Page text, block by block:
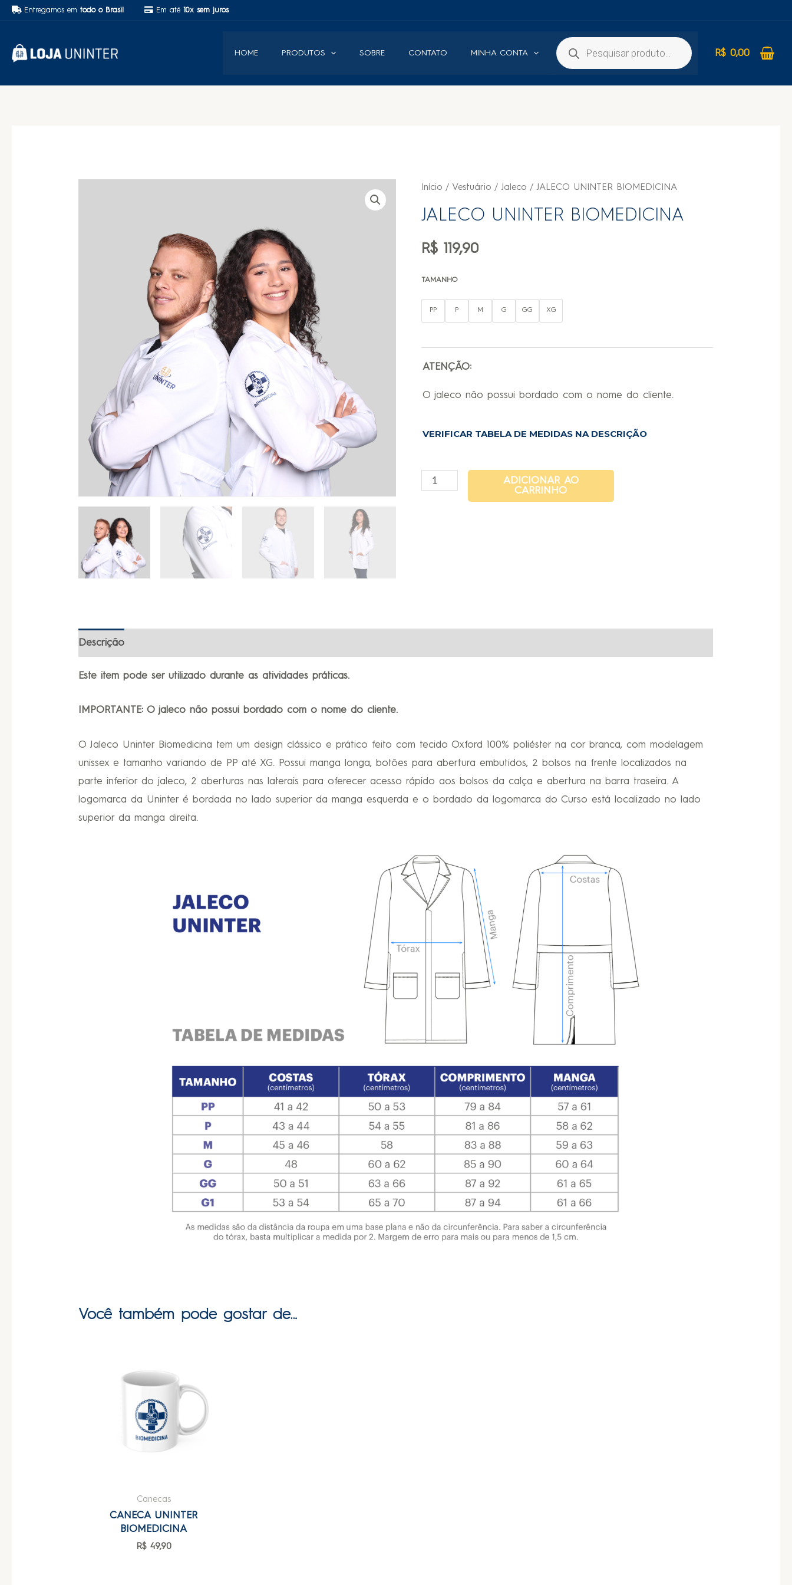
Entregamos em todo o Brasil Em até 10x sem juros
HOME PRODUTOS SOBRE CONTATO MINHA CONTA R$ 0,00
Início / Vestuário / Jaleco / JALECO UNINTER BIOMEDICINA
JALECO UNINTER BIOMEDICINA
R$ 119,90
TAMANHO
PP P M G GG XG
ATENÇÃO:
O jaleco não possui bordado com o nome do cliente.
VERIFICAR TABELA DE MEDIDAS NA DESCRIÇÃO
ADICIONAR AO
CARRINHO
Descrição
Este item pode ser utilizado durante as atividades práticas.
IMPORTANTE: O jaleco não possui bordado com o nome do cliente.
O Jaleco Uninter Biomedicina tem um design clássico e prático feito com tecido Oxford 100% poliéster na cor branca, com modelagem
unissex e tamanho variando de PP até XG. Possui manga longa, botões para abertura embutidos, 2 bolsos na frente localizados na
parte inferior do jaleco, 2 aberturas nas laterais para oferecer acesso rápido aos bolsos da calça e abertura na barra traseira. A
logomarca da Uninter é bordada no lado superior da manga esquerda e o bordado da logomarca do Curso está localizado no lado
superior da manga direita.
Você também pode gostar de…
Canecas
CANECA UNINTER
BIOMEDICINA
R$49,90